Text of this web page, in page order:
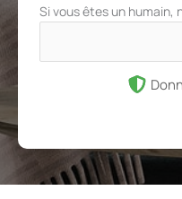
Si vous êtes un humain,